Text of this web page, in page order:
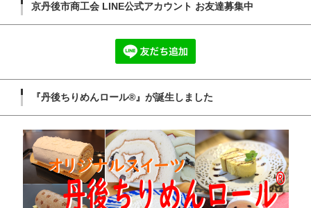
京丹後市商工会 LINE公式アカウント お友達募集中
『丹後ちりめんロール®』が誕生しました